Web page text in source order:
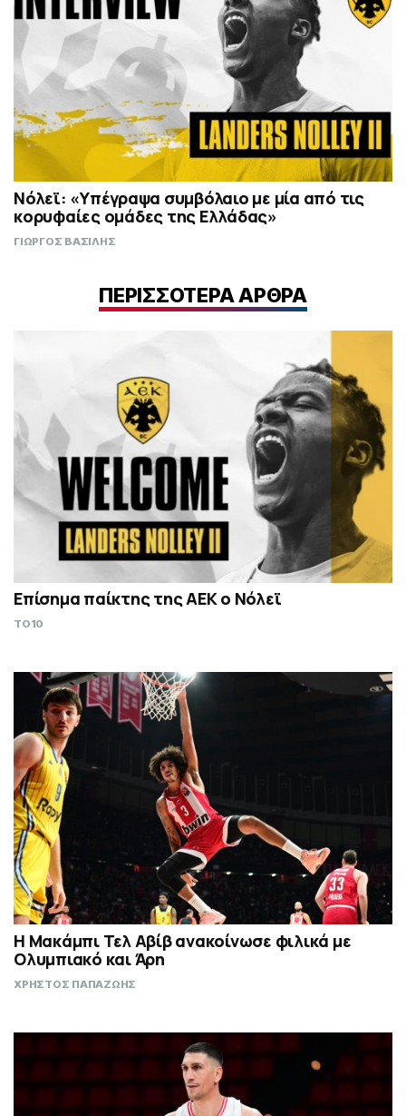
Νόλεϊ: «Υπέγραψα συμβόλαιο με μία από τις
κορυφαίες ομάδες της Ελλάδας»
ΓΙΩΡΓΟΣ ΒΑΣΙΛΗΣ
ΠΕΡΙΣΣΟΤΕΡΑ ΑΡΘΡΑ
Επίσημα παίκτης της ΑΕΚ ο Νόλεϊ
TO10
Η Μακάμπι Τελ Αβίβ ανακοίνωσε φιλικά με
Ολυμπιακό και Άρη
ΧΡΗΣΤΟΣ ΠΑΠΑΖΩΗΣ